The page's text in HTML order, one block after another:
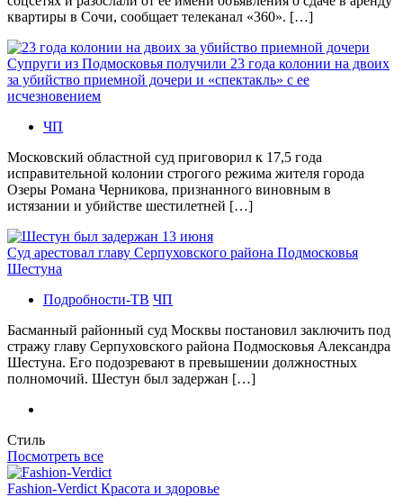
квартиры в Сочи, сообщает телеканал «360». […]
Супруги из Подмосковья получили 23 года колонии на двоих
за убийство приемной дочери и «спектакль» с ее
исчезновением
ЧП
Московский областной суд приговорил к 17,5 года
исправительной колонии строгого режима жителя города
Озеры Романа Черникова, признанного виновным в
истязании и убийстве шестилетней […]
Суд арестовал главу Серпуховского района Подмосковья
Шестуна
Подробности-ТВ ЧП
Басманный районный суд Москвы постановил заключить под
стражу главу Серпуховского района Подмосковья Александра
Шестуна. Его подозревают в превышении должностных
полномочий. Шестун был задержан […]
Стиль
Посмотреть все
Fashion-Verdict Красота и здоровье